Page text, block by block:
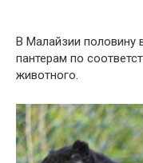
В Малайзии половину
пантерам по
животного.